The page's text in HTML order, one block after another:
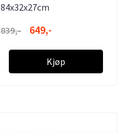
84x32x27cm
839,-
649,-
Kjøp